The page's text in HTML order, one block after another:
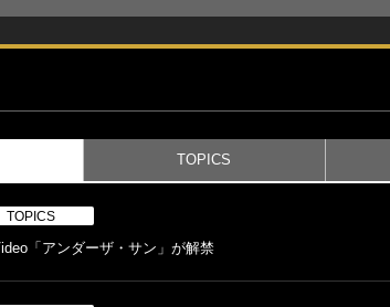
TOPICS
TOPICS
「アンダーザ・サン」が解禁